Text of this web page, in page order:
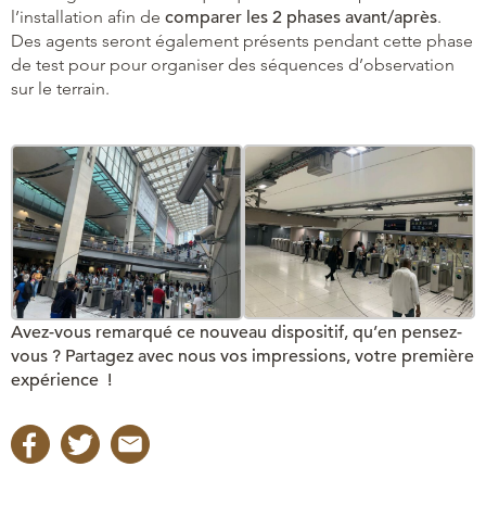
l’installation afin de comparer les 2 phases avant/après.
Des agents seront également présents pendant cette phase
de test pour pour organiser des séquences d’observation
sur le terrain.
Avez-vous remarqué ce nouveau dispositif, qu’en pensez-
vous ? Partagez avec nous vos impressions, votre première
expérience !